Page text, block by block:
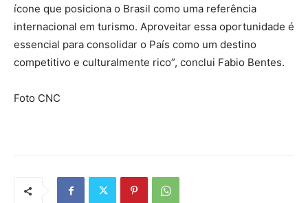
ícone que posiciona o Brasil como uma referência
internacional em turismo. Aproveitar essa oportunidade é
essencial para consolidar o País como um destino
competitivo e culturalmente rico”, conclui Fabio Bentes.
Foto CNC